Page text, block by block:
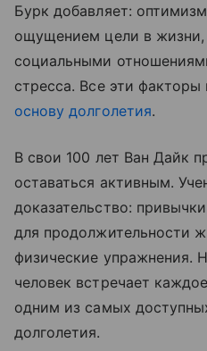
Бурк добавляет:
ощущением цели в жизни,
социальными
стресса. Все эти
основу долголетия.
В свои 100 лет Ван Дайк
оставаться активным.
доказательство:
для продолжительности
физические упражнения.
человек встречает
одним из самых
долголетия.